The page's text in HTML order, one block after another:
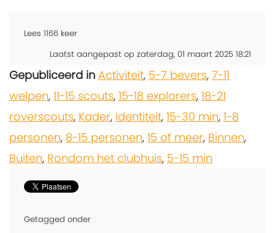
Lees 1166 keer
Laatst aangepast op zaterdag, 01 maart 2025 18:21
Gepubliceerd in Activiteit, 5-7 bevers, 7-11
welpen, 11-15 scouts, 15-18 explorers, 18-21
roverscouts, Kader, Identiteit, 15-30 min, 1-8
personen, 8-15 personen, 15 of meer, Binnen,
Buiten, Rondom het clubhuis, 5-15 min
Getagged onder